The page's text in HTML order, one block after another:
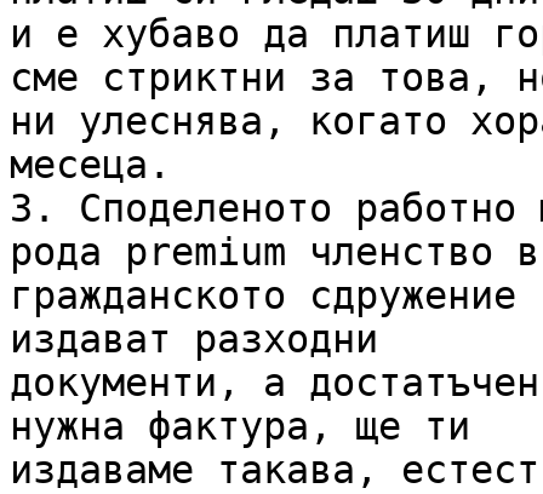
и е хубаво да платиш
сме стриктни за това,
ни улеснява, когато
месеца.
3. Споделеното
рода premium членство в
гражданското
издават разходни
документи, а
нужна фактура, ще ти
издаваме такава,